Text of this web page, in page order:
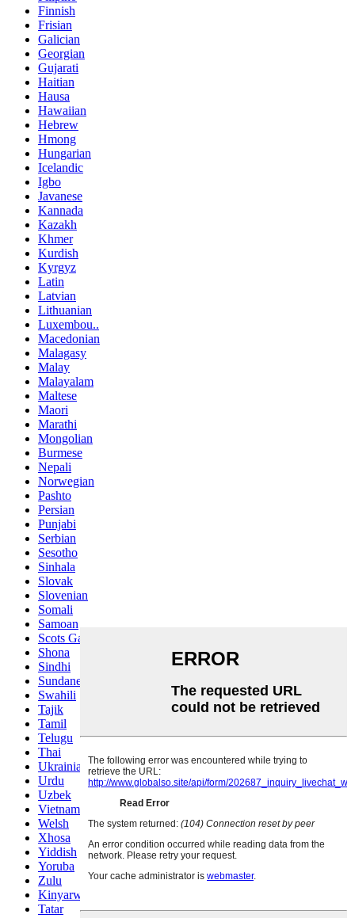
Finnish
Frisian
Galician
Georgian
Gujarati
Haitian
Hausa
Hawaiian
Hebrew
Hmong
Hungarian
Icelandic
Igbo
Javanese
Kannada
Kazakh
Khmer
Kurdish
Kyrgyz
Latin
Latvian
Lithuanian
Luxembou..
Macedonian
Malagasy
Malay
Malayalam
Maltese
Maori
Marathi
Mongolian
Burmese
Nepali
Norwegian
Pashto
Persian
Punjabi
Serbian
Sesotho
Sinhala
Slovak
Slovenian
Somali
Samoan
Scots Gaelic
Shona
Sindhi
Sundanese
Swahili
Tajik
Tamil
Telugu
Thai
Ukrainian
Urdu
Uzbek
Vietnamese
Welsh
Xhosa
Yiddish
Yoruba
Zulu
Kinyarwanda
Tatar